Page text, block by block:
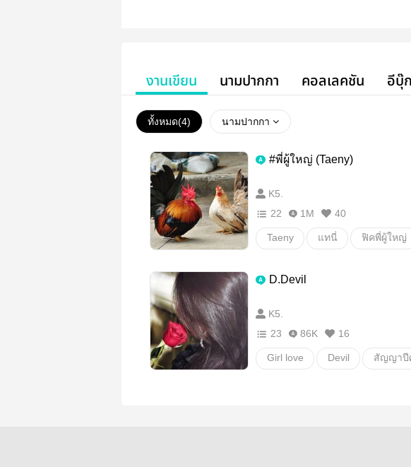
งานเขียน นามปากกา คอลเลคชัน อีบุ๊ก
ทั้งหมด(4) นามปากกา
#พี่ผู้ใหญ่ (Taeny)
K5.
22
1M 40
Taeny แทนี่ ฟิคพี่ผู้ใหญ่
D.Devil
K5.
23
86K 16
Girl love Devil สัญญาปี